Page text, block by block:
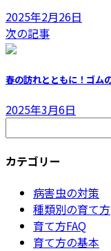
2025年2月26日
次の記事
春の訪れとともに！ゴム
2025年3月6日
カテゴリー
病害虫の対策
種類別の育て方
育て方FAQ
育て方の基本